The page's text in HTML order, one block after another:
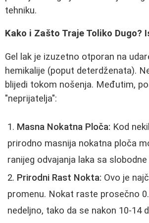
tehniku.
Kako i Zašto Traje Toliko Dugo?
Gel lak je izuzetno otporan na
hemikalije (poput deterdženata).
blijedi tokom nošenja. Međutim,
"neprijatelja":
Masna Nokatna Ploča: Kod
prirodno masnija nokatna ploča
ranijeg odvajanja laka sa slobodne
Prirodni Rast Nokta: Ovo je
promenu. Nokat raste prosečno
nedeljno, tako da se nakon 10-14